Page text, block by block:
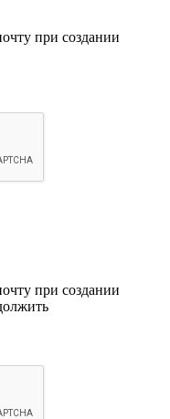
при создании
при создании